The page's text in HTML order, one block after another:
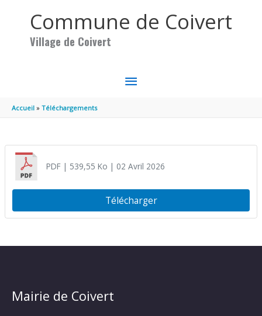
Commune de Coivert
Village de Coivert
MENU
Accueil Téléchargements
PDF| 539,55 Ko | 02 Avril 2026
Télécharger
Mairie de Coivert